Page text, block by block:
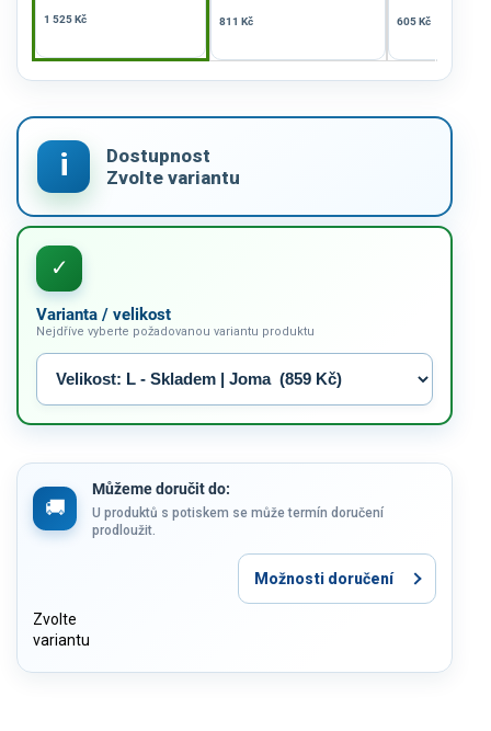
1 525 Kč 811 Kč 605 Kč
Varianta / velikost
Nejdříve vyberte požadovanou variantu produktu
Můžeme doručit do:
Zvolte
variantu
U produktů s potiskem se může termín doručení
prodloužit.
Možnosti doručení